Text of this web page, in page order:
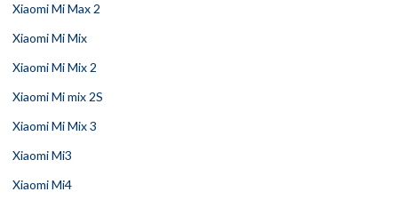
Xiaomi Mi Max 2
Xiaomi Mi Mix
Xiaomi Mi Mix 2
Xiaomi Mi mix 2S
Xiaomi Mi Mix 3
Xiaomi Mi3
Xiaomi Mi4